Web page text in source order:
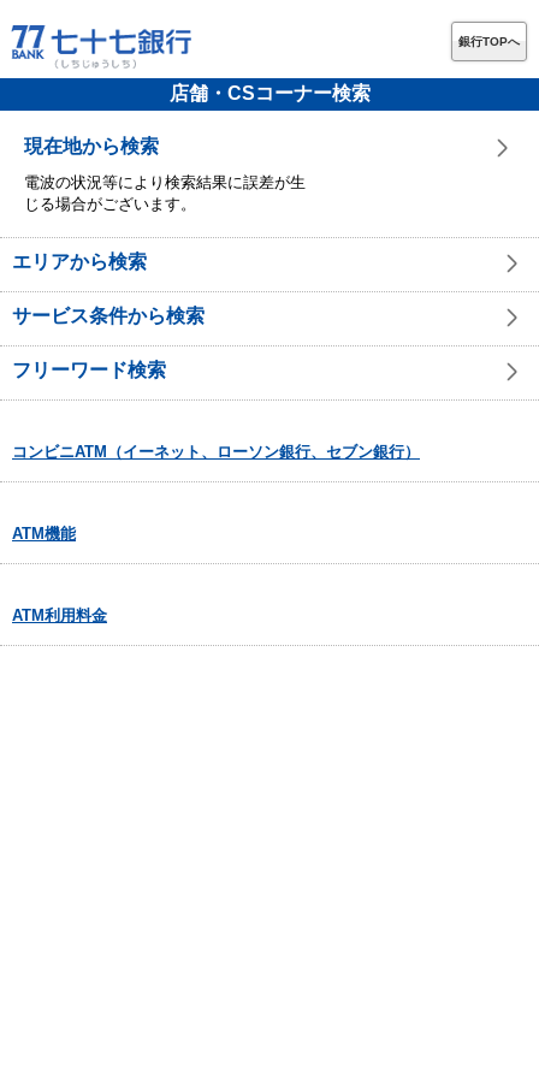
銀行TOPへ
店舗・CSコーナー検索
現在地から検索
電波の状況等により検索結果に誤差が生
じる場合がございます。
エリアから検索
サービス条件から検索
フリーワード検索
コンビニATM（イーネット、ローソン銀行、セブン銀行）
ATM機能
ATM利用料金